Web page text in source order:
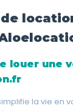
louer une
la vie en